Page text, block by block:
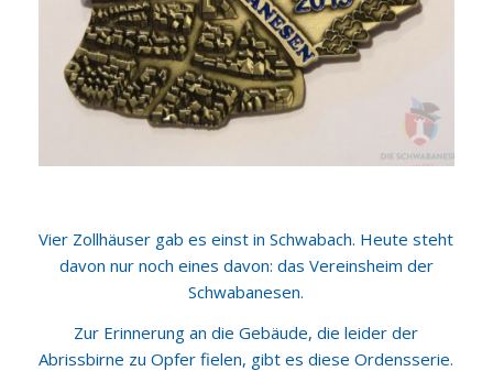
Vier Zollhäuser gab es einst in Schwabach. Heute steht
davon nur noch eines davon: das Vereinsheim der
Schwabanesen.
Zur Erinnerung an die Gebäude, die leider der
Abrissbirne zu Opfer fielen, gibt es diese Ordensserie.